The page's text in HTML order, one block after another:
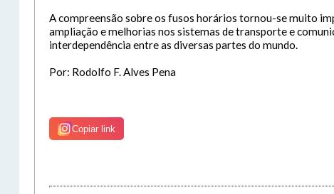
A compreensão sobre os fusos horários tornou-se muito
ampliação e melhorias nos sistemas de transporte e
interdependência entre as diversas partes do mundo.
Por: Rodolfo F. Alves Pena
Copiar link